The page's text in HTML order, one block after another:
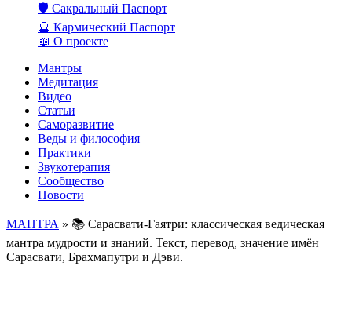
🛡️ Сакральный Паспорт
🔮 Кармический Паспорт
📖 О проекте
Мантры
Медитация
Видео
Статьи
Саморазвитие
Веды и философия
Практики
Звукотерапия
Сообщество
Новости
МАНТРА » 📚 Сарасвати-Гаятри: классическая ведическая
мантра мудрости и знаний. Текст, перевод, значение имён
Сарасвати, Брахмапутри и Дэви.